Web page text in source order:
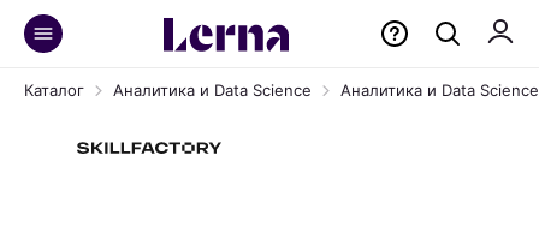
Каталог Аналитика и Data Science Аналитика и Data